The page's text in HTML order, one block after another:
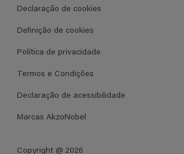
Declaração de cookies
Definição de cookies
Política de privacidade
Termos e Condições
Declaração de acessibilidade
Marcas AkzoNobel
Copyright @ 2026